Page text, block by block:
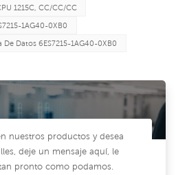
1215C, CC/CC/CC
1AG40-0XB0
De Datos 6ES7215-1AG40-0XB0
nuestros productos y desea
deje un mensaje aquí, le
pronto como podamos.